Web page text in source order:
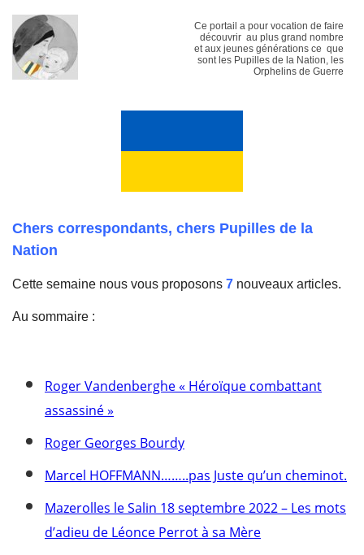
Ce portail a pour vocation de faire
découvrir au plus grand nombre
et aux jeunes générations ce que
sont les Pupilles de la Nation, les
Orphelins de Guerre
Chers correspondants, chers Pupilles de la
Nation
Cette semaine nous vous proposons 7 nouveaux articles.
Au sommaire :
Roger Vandenberghe « Héroïque combattant
assassiné »
Roger Georges Bourdy
Marcel HOFFMANN……..pas Juste qu’un cheminot.
Mazerolles le Salin 18 septembre 2022 – Les mots
d’adieu de Léonce Perrot à sa Mère